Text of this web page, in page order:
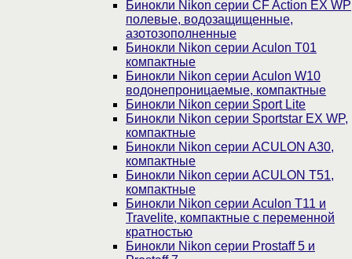
Бинокли Nikon серии СF Action EX WP
полевые, водозащищенные,
азотозополненные
Бинокли Nikon серии Aculon T01
компактные
Бинокли Nikon серии Aculon W10
водонепроницаемые, компактные
Бинокли Nikon серии Sport Lite
Бинокли Nikon серии Sportstar EX WP,
компактные
Бинокли Nikon серии ACULON A30,
компактные
Бинокли Nikon серии ACULON Т51,
компактные
Бинокли Nikon серии Aculon T11 и
Travelite, компактные с переменной
кратностью
Бинокли Nikon серии Prostaff 5 и